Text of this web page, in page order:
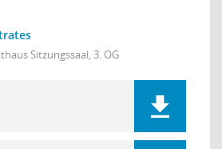
Sitzungssaal, 3. OG